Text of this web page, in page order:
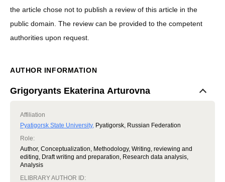
the article chose not to publish a review of this article in the
public domain. The review can be provided to the competent
authorities upon request.
AUTHOR INFORMATION
Grigoryants Ekaterina Arturovna
Affiliation
Pyatigorsk State University, Pyatigorsk, Russian Federation
Role:
Author, Conceptualization, Methodology, Writing, reviewing and
editing, Draft writing and preparation, Research data analysis,
Analysis
ELIBRARY AUTHOR ID: